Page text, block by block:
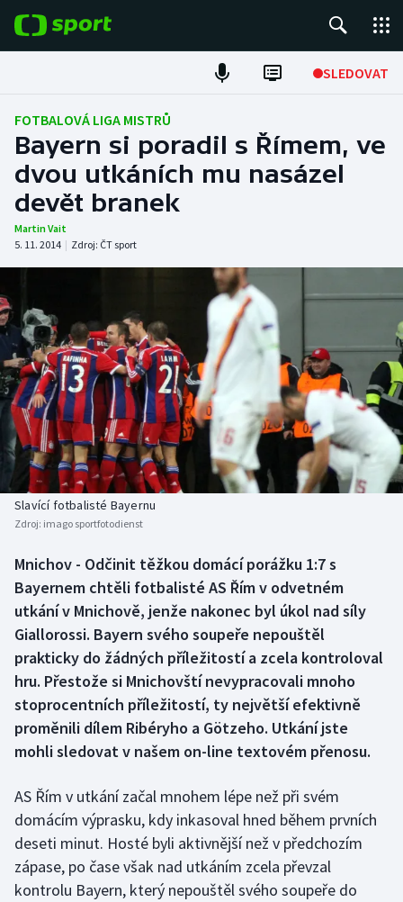
SLEDOVAT
Fotbal
Hokej
Tenis
Atletika
DALŠÍ SPORTY
Americký fotbal
Baseball a softbal
Basketbal
Biatlon
Box
Curling
Dostihy
Florbal
Futsal
Golf
Gymnastika
Házená
NEPŘEHLÉDNĚTE
Soutěže
Historické návraty
Aplikace ČT sport
FOTBALOVÁ LIGA MISTRŮ
Bayern si poradil s Římem, ve
dvou utkáních mu nasázel
devět branek
Martin Vait
5. 11. 2014 | Zdroj: ČT sport
Slavící fotbalisté Bayernu
Zdroj: imago sportfotodienst
Mnichov - Odčinit těžkou domácí porážku 1:7 s
Bayernem chtěli fotbalisté AS Řím v odvetném
utkání v Mnichově, jenže nakonec byl úkol nad síly
Giallorossi. Bayern svého soupeře nepouštěl
prakticky do žádných příležitostí a zcela kontroloval
hru. Přestože si Mnichovští nevypracovali mnoho
stoprocentních příležitostí, ty největší efektivně
proměnili dílem Ribéryho a Götzeho. Utkání jste
mohli sledovat v našem on-line textovém přenosu.
AS Řím v utkání začal mnohem lépe než při svém
domácím výprasku, kdy inkasoval hned během prvních
deseti minut. Hosté byli aktivnější než v předchozím
zápase, po čase však nad utkáním zcela převzal
kontrolu Bayern, který nepouštěl svého soupeře do